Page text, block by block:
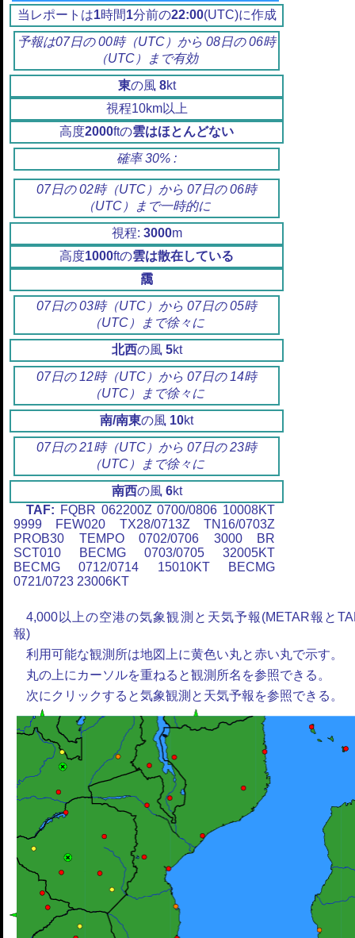
当レポートは1時間1分前の22:00(UTC)に作成
予報は07日の 00時（UTC）から 08日の 06時
（UTC）まで有効
東の風 8kt
視程10km以上
高度2000ftの雲はほとんどない
確率 30% :
07日の 02時（UTC）から 07日の 06時
（UTC）まで一時的に
視程: 3000m
高度1000ftの雲は散在している
靄
07日の 03時（UTC）から 07日の 05時
（UTC）まで徐々に
北西の風 5kt
07日の 12時（UTC）から 07日の 14時
（UTC）まで徐々に
南/南東の風 10kt
07日の 21時（UTC）から 07日の 23時
（UTC）まで徐々に
南西の風 6kt
TAF: FQBR 062200Z 0700/0806 10008KT
9999 FEW020 TX28/0713Z TN16/0703Z
PROB30 TEMPO 0702/0706 3000 BR
SCT010 BECMG 0703/0705 32005KT
BECMG 0712/0714 15010KT BECMG
0721/0723 23006KT
4,000以上の空港の気象観測と天気予報(METAR報と
報)
利用可能な観測所は地図上に黄色い丸と赤い丸で示す。
丸の上にカーソルを重ねると観測所名を参照できる。
次にクリックすると気象観測と天気予報を参照できる。